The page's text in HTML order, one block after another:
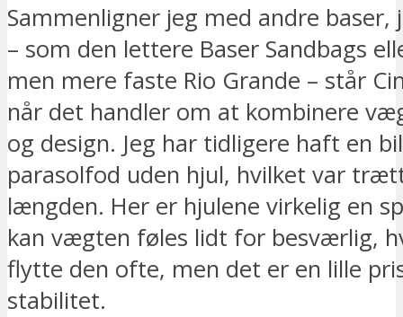
Sammenligner jeg med andre baser,
– som den lettere Baser Sandbags
men mere faste Rio Grande – står
når det handler om at kombinere
og design. Jeg har tidligere haft en
parasolfod uden hjul, hvilket var
længden. Her er hjulene virkelig en
kan vægten føles lidt for besværlig,
flytte den ofte, men det er en lille
stabilitet.